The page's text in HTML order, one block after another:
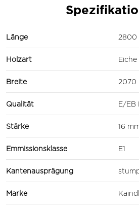
Länge 2800
Holzart Eiche
Breite 2070
Qualität E/EB
Stärke 16
Emmissionsklasse E1
Kantenausprägung
Marke Kaindl